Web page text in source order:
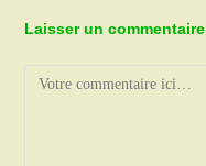
Laisser un commentaire
Comment